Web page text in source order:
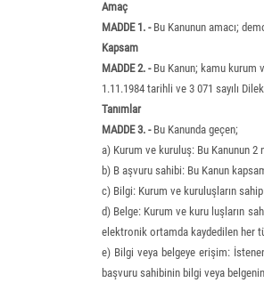
Amaç
MADDE 1. -Bu Kanunun amacı;
Kapsam
MADDE 2. -Bu Kanun; kamu kurum
1.11.1984 tarihli ve 3 071 sayılı
Tanımlar
MADDE 3. -Bu Kanunda geçen;
a) Kurum ve kuruluş: Bu Kanunun
b) B aşvuru sahibi: Bu Kanun
c) Bilgi: Kurum ve kuruluşların
d) Belge: Kurum ve kuru luşların
elektronik ortamda kaydedilen her
e) Bilgi veya belgeye erişim:
başvuru sahibinin bilgi veya